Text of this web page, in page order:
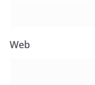
Web